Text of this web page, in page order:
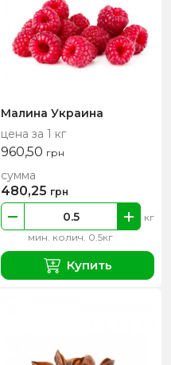
Малина Украина
цена за 1 кг
960,50 грн
мин. колич. 0.5кг
кг
сумма
480,25 грн
Купить